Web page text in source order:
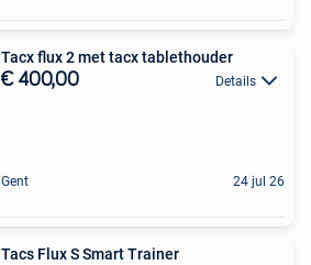
Tacx flux 2 met tacx tablethouder
€ 400,00 Details
Gent 24 jul 26
Tacs Flux S Smart Trainer